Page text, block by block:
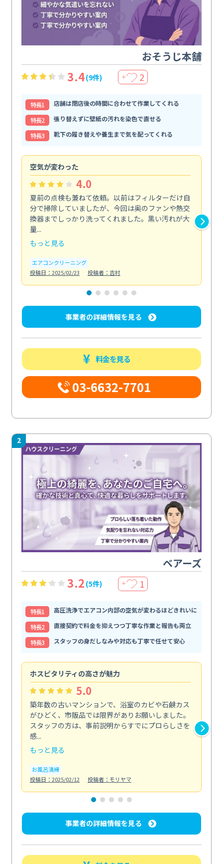
おそうじ本舗
3.4(9件) ＋ 2
特⻑1
店舗は閉店後の時間に合わせて作業してくれる
特⻑2
張り替えずに壁紙の汚れを染色で直せる
特⻑3
靴下の履き替えや養生まで気を配ってくれる
空気が変わった
4.0
夏前の点検も兼ねて依頼。以前はフィルターだけ自
分で掃除していましたが、今回は奥のファンや熱交
換器までしっかり洗ってくれました。黒い汚れが大
量...
もっと見る
エアコンクリーニング
投稿日：2025/02/23
投稿者：吉村
事業者の詳細情報を見る
料金を見る
03-6632-7701
2
ベアーズ
3.2 (5件) ＋ 1
特⻑1
高圧洗浄でエアコン内部の空気が変わるほどきれいに
特⻑2
直接契約で料金を抑えつつ丁寧な作業と報告も両立
特⻑3
スタッフの身だしなみや対応も丁寧で任せて安心
ホスピタリティの高さが魅力
5.0
築年数の古いマンションで、浴室のカビや石鹸カス
がひどく、市販品では限界がありお願いしました。
スタッフの方は、事前説明からすでにプロらしさを
感...
もっと見る
お風呂清掃
投稿日：2025/02/12
投稿者：モリヤマ
事業者の詳細情報を見る